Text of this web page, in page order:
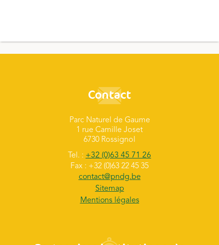
Contact
Parc Naturel de Gaume
1 rue Camille Joset
6730 Rossignol
Tel. : +32 (0)63 45 71 26
Fax : +32 (0)63 22 45 35
contact@pndg.be
Sitemap
Mentions légales